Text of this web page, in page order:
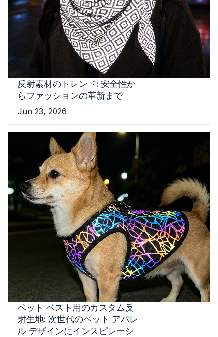
反射素材のトレンド: 安全性か
らファッションの革新まで
Jun 23, 2026
ペット ベスト用のカスタム反
射生地: 次世代のペット アパレ
ル デザインにインスピレーシ